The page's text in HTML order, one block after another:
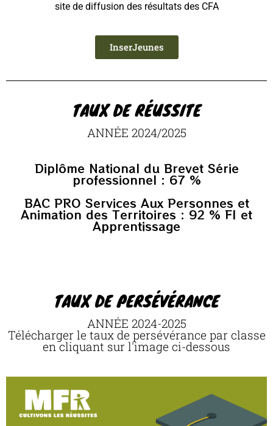
site de diffusion des résultats des CFA
InserJeunes
TAUX DE RÉUSSITE
ANNÉE 2024/2025
Diplôme National du Brevet Série
professionnel : 67 %
BAC PRO Services Aux Personnes et
Animation des Territoires : 92 % FI et
Apprentissage
TAUX DE PERSÉVÉRANCE
ANNÉE 2024-2025
Télécharger le taux de persévérance par classe
en cliquant sur l'image ci-dessous